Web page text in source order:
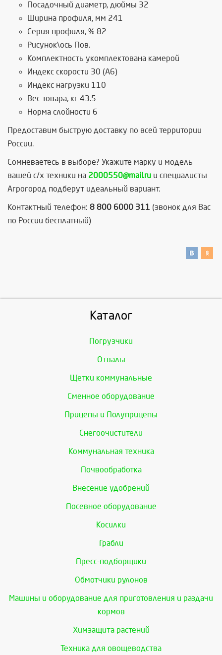
Посадочный диаметр, дюймы 32
Ширина профиля, мм 241
Серия профиля, % 82
Рисунок\ось Пов.
Комплектность укомплектована камерой
Индекс скорости 30 (A6)
Индекс нагрузки 110
Вес товара, кг 43.5
Норма слойности 6
Предоставим быструю доставку по всей территории
России.
Сомневаетесь в выборе? Укажите марку и модель
вашей с/х техники на 2000550@mail.ru и специалисты
Агрогород подберут идеальный вариант.
Контактный телефон: 8 800 6000 311 (звонок для Вас
по России бесплатный)
Каталог
Погрузчики
Отвалы
Щетки коммунальные
Сменное оборудование
Прицепы и Полуприцепы
Снегоочистители
Коммунальная техника
Почвообработка
Внесение удобрений
Посевное оборудование
Косилки
Грабли
Пресс-подборщики
Обмотчики рулонов
Машины и оборудование для приготовления и раздачи
кормов
Химзащита растений
Техника для овощеводства